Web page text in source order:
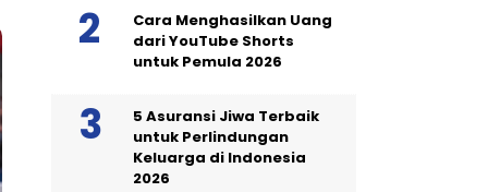
Cara Menghasilkan Uang
dari YouTube Shorts
untuk Pemula 2026
5 Asuransi Jiwa Terbaik
untuk Perlindungan
Keluarga di Indonesia
2026